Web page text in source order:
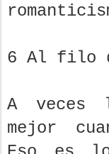
6 Al filo
A veces
mejor